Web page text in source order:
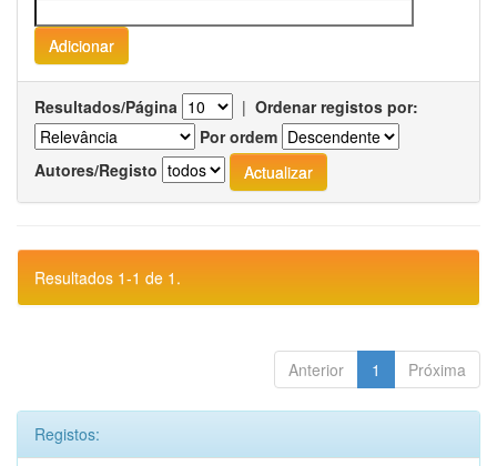
Resultados/Página | Ordenar registos por:
Por ordem
Autores/Registo
Resultados 1-1 de 1.
Anterior 1 Próxima
Registos: